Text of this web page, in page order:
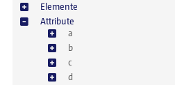
Elemente
Attribute
a
b
c
d